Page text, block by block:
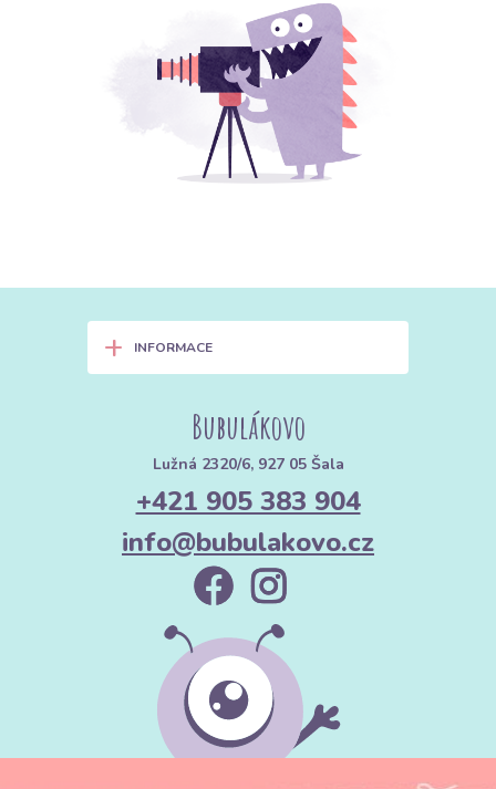
+ INFORMACE
Bubulákovo
Lužná 2320/6, 927 05 Šala
+421 905 383 904
info@bubulakovo.cz